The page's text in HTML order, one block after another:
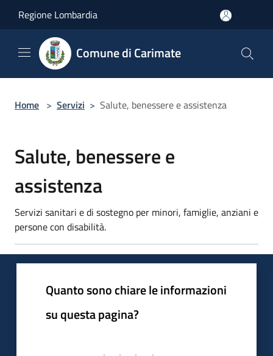
Regione Lombardia
Comune di Carimate
Home > Servizi > Salute, benessere e assistenza
Salute, benessere e
assistenza
Servizi sanitari e di sostegno per minori, famiglie, anziani e
persone con disabilità.
Quanto sono chiare le informazioni
su questa pagina?